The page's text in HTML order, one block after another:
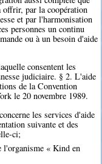
offrir, par la coopération
et par l'harmonisation
personnes un continu
ou à un besoin d'aide
consentent les
judiciaire. § 2. L'aide
de la Convention
le 20 novembre 1989.
les services d'aide
suivante et des
ci;
l'organisme « Kind en